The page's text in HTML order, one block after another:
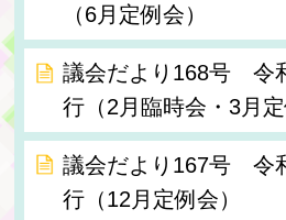
（6月定例会）
議会だより168号 令
行（2月臨時会・3月定
議会だより167号 令
行（12月定例会）